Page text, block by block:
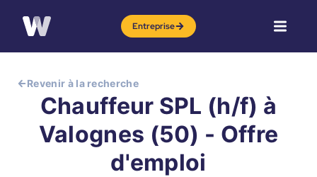
Entreprise
Revenir à la recherche
Chauffeur SPL (h/f) à
Valognes (50) - Offre
d'emploi